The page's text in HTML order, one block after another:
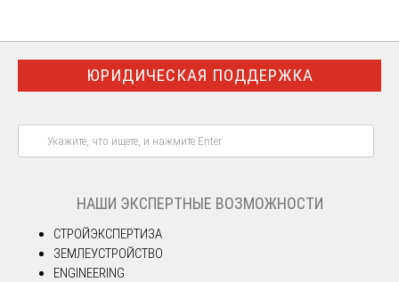
ЮРИДИЧЕСКАЯ ПОДДЕРЖКА
НАШИ ЭКСПЕРТНЫЕ ВОЗМОЖНОСТИ
СТРОЙЭКСПЕРТИЗА
ЗЕМЛЕУСТРОЙСТВО
ENGINEERING